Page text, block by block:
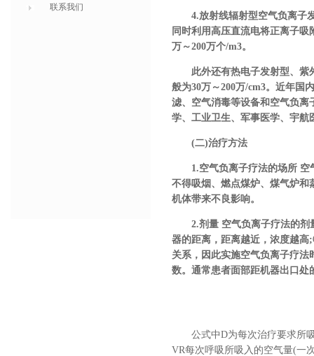
联系我们
4.放射线辐射型空气负离子发
同时利用高压直流电将正离子
万～200万个/m3。
此外还有热电子发射型、紫外
般为30万～200万/cm3。近年国
滤、空气消毒等设备和空气负离
学、工业卫生、军事医学、宇航
(二)治疗方法
1.空气负离子疗法的场所 空
不得吸烟、燃点煤炉、煤气炉和
机体带来不良影响。
2.剂量 空气负离子疗法的剂
器的距离，距离越近，浓度越
关系，因此实施空气负离子疗
数。通常患者面部距机器出口处
公式中D为每次治疗要求所吸
VR每次呼吸所吸入的空气量(一